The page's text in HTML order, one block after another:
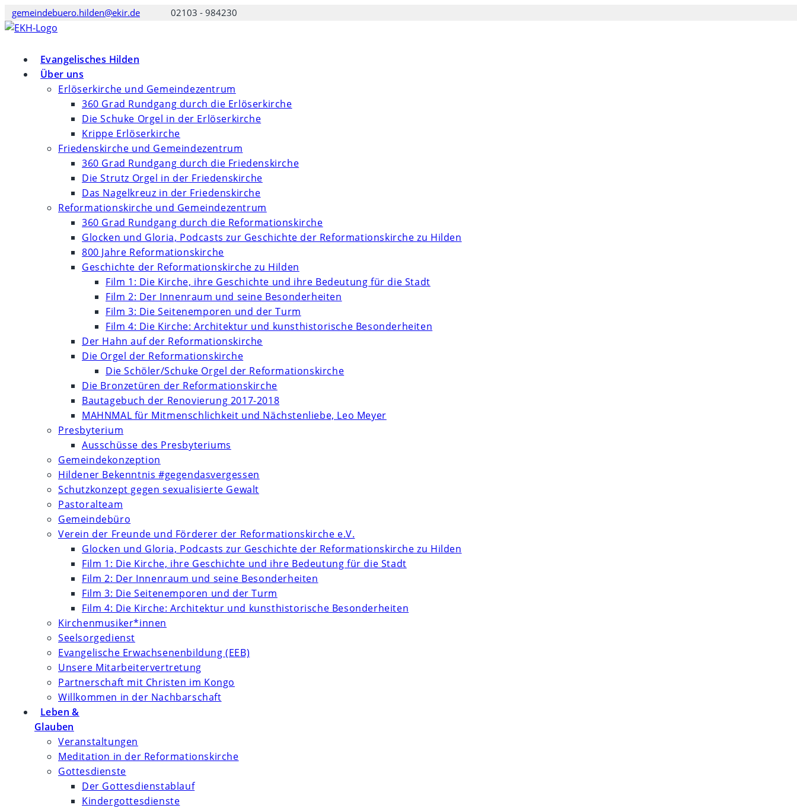
Zum
Inhalt
gemeindebuero.hilden@ekir.de 02103 - 984230
Evangelisches Hilden
Über uns
Erlöserkirche und Gemeindezentrum
360 Grad Rundgang durch die Erlöserkirche
Die Schuke Orgel in der Erlöserkirche
Krippe Erlöserkirche
Friedenskirche und Gemeindezentrum
360 Grad Rundgang durch die Friedenskirche
Die Strutz Orgel in der Friedenskirche
Das Nagelkreuz in der Friedenskirche
Reformationskirche und Gemeindezentrum
360 Grad Rundgang durch die Reformationskirche
Glocken und Gloria, Podcasts zur Geschichte der Reformationskirche zu Hilden
800 Jahre Reformationskirche
Geschichte der Reformationskirche zu Hilden
Film 1: Die Kirche, ihre Geschichte und ihre Bedeutung für die Stadt
Film 2: Der Innenraum und seine Besonderheiten
Film 3: Die Seitenemporen und der Turm
Film 4: Die Kirche: Architektur und kunsthistorische Besonderheiten
Der Hahn auf der Reformationskirche
Die Orgel der Reformationskirche
Die Schöler/Schuke Orgel der Reformationskirche
Die Bronzetüren der Reformationskirche
Bautagebuch der Renovierung 2017-2018
MAHNMAL für Mitmenschlichkeit und Nächstenliebe, Leo Meyer
Presbyterium
Ausschüsse des Presbyteriums
Gemeindekonzeption
Hildener Bekenntnis #gegendasvergessen
Schutzkonzept gegen sexualisierte Gewalt
Pastoralteam
Gemeindebüro
Verein der Freunde und Förderer der Reformationskirche e.V.
Glocken und Gloria, Podcasts zur Geschichte der Reformationskirche zu Hilden
Film 1: Die Kirche, ihre Geschichte und ihre Bedeutung für die Stadt
Film 2: Der Innenraum und seine Besonderheiten
Film 3: Die Seitenemporen und der Turm
Film 4: Die Kirche: Architektur und kunsthistorische Besonderheiten
Kirchenmusiker*innen
Seelsorgedienst
Evangelische Erwachsenenbildung (EEB)
Unsere Mitarbeitervertretung
Partnerschaft mit Christen im Kongo
Willkommen in der Nachbarschaft
Leben &
Glauben
Veranstaltungen
Meditation in der Reformationskirche
Gottesdienste
Der Gottesdienstablauf
Kindergottesdienste